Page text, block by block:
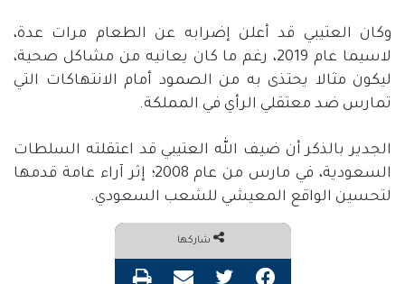
وكان العتيبي قد أعلن إضرابه عن الطعام مرات عدة،
لاسيما عام 2019، رغم ما كان يعانيه من مشاكل صحية،
ليكون مثالا يحتذى به من الصمود أمام الانتهاكات التي
تمارس ضد معتقلي الرأي في المملكة.
الجدير بالذكر أن ضيف الله العتيبي قد اعتقلته السلطات
السعودية، في مارس من عام 2008؛ إثر آراء عامة قدمها
لتحسين الواقع المعيشي للشعب السعودي.
شاركها
فيسبوك تويتر مشاركة عبر البريد طباعة